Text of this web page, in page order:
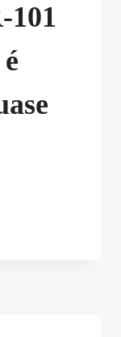
101